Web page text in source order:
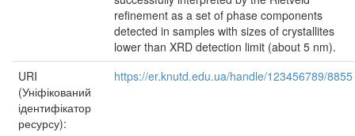
refinement as a set of phase components
detected in samples with sizes of crystallites
lower than XRD detection limit (about 5 nm).
URI
(Уніфікований
ідентифікатор
ресурсу):
https://er.knutd.edu.ua/handle/123456789/8855